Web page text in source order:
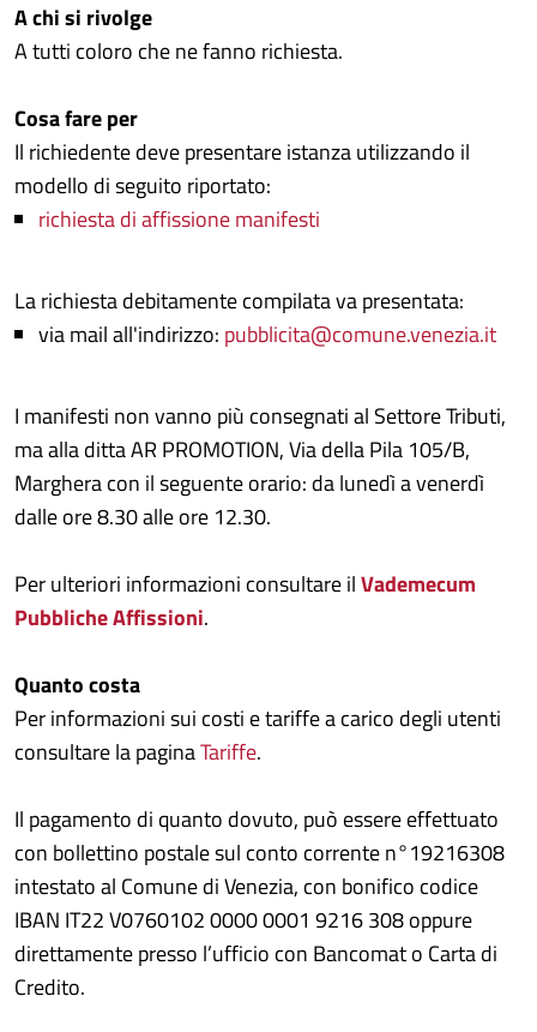
A chi si rivolge
A tutti coloro che ne fanno richiesta.
Cosa fare per
Il richiedente deve presentare istanza utilizzando il
modello di seguito riportato:
richiesta di affissione manifesti
La richiesta debitamente compilata va presentata:
via mail all'indirizzo: pubblicita@comune.venezia.it
I manifesti non vanno più consegnati al Settore Tributi,
ma alla ditta AR PROMOTION, Via della Pila 105/B,
Marghera con il seguente orario: da lunedì a venerdì
dalle ore 8.30 alle ore 12.30.
Per ulteriori informazioni consultare ilVademecum
Pubbliche Affissioni.
Quanto costa
Per informazioni sui costi e tariffe a carico degli utenti
consultare la paginaTariffe.
Il pagamento di quanto dovuto, può essere effettuato
con bollettino postale sul conto corrente n°19216308
intestato al Comune di Venezia, con bonifico codice
IBAN IT22 V0760102 0000 0001 9216 308 oppure
direttamente presso l’ufficio con Bancomat o Carta di
Credito.